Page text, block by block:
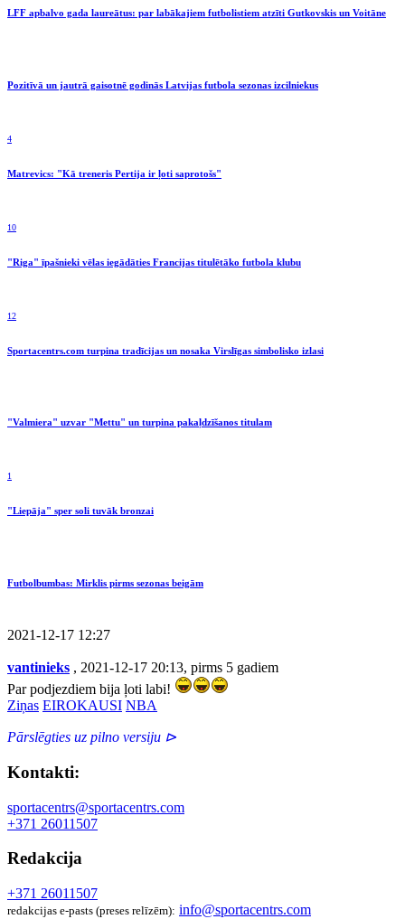
LFF apbalvo gada laureātus: par labākajiem futbolistiem atzīti Gutkovskis un Voitāne
Pozitīvā un jautrā gaisotnē godinās Latvijas futbola sezonas izcilniekus
4
Matrevics: "Kā treneris Pertija ir ļoti saprotošs"
10
"Riga" īpašnieki vēlas iegādāties Francijas titulētāko futbola klubu
12
Sportacentrs.com turpina tradīcijas un nosaka Virslīgas simbolisko izlasi
"Valmiera" uzvar "Mettu" un turpina pakaļdzīšanos titulam
1
"Liepāja" sper soli tuvāk bronzai
Futbolbumbas: Mirklis pirms sezonas beigām
2021-12-17 12:27
vantinieks , 2021-12-17 20:13, pirms 5 gadiem
Par podjezdiem bija ļoti labi!
Ziņas EIROKAUSI NBA
Pārslēgties uz pilno versiju ⊳
Kontakti:
sportacentrs@sportacentrs.com
+371 26011507
Redakcija
+371 26011507
redakcijas e-pasts (preses relīzēm): info@sportacentrs.com